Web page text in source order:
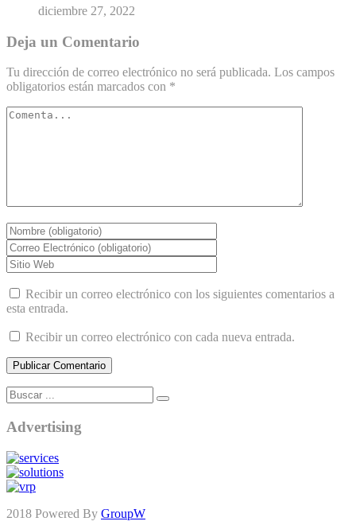
diciembre 27, 2022
Deja un Comentario
Tu dirección de correo electrónico no será publicada. Los campos
obligatorios están marcados con *
Recibir un correo electrónico con los siguientes comentarios a
esta entrada.
Recibir un correo electrónico con cada nueva entrada.
Advertising
2018 Powered By GroupW